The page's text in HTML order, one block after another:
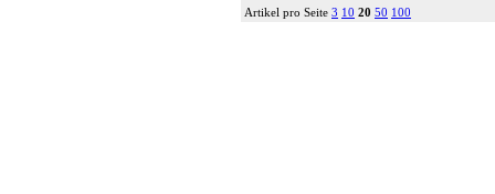
Artikel pro Seite 3 10 20 50 100